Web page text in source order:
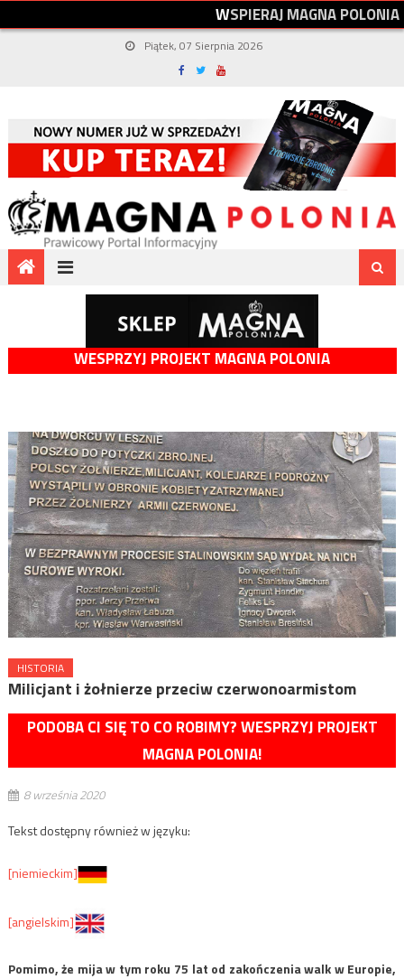
WSPIERAJMAGNAPOLONIA
Piątek, 07 Sierpnia 2026
WESPRZYJ PROJEKT MAGNA POLONIA
HISTORIA
Milicjant i żołnierze przeciw czerwonoarmistom
PODOBA CI SIĘ TO CO ROBIMY? WESPRZYJ PROJEKT
MAGNA POLONIA!
8 września 2020
Tekst dostępny również w języku:
[niemieckim]
[angielskim]
Pomimo, że mija w tym roku 75 lat od zakończenia walk w Europie,